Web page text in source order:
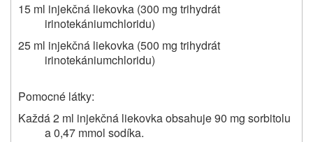
15 ml injekčná liekovka (300 mg trihydrát
irinotekániumchloridu)
25 ml injekčná liekovka (500 mg trihydrát
irinotekániumchloridu)
Pomocné látky:
Každá 2 ml injekčná liekovka obsahuje 90 mg sorbitolu
a 0,47 mmol sodíka.